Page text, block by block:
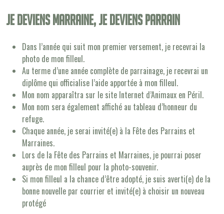
Je deviens Marraine, je deviens Parrain
Dans l’année qui suit mon premier versement, je recevrai la
photo de mon filleul.
Au terme d’une année complète de parrainage, je recevrai un
diplôme qui officialise l’aide apportée à mon filleul.
Mon nom apparaîtra sur le site Internet d’Animaux en Péril.
Mon nom sera également affiché au tableau d’honneur du
refuge.
Chaque année, je serai invité(e) à la Fête des Parrains et
Marraines.
Lors de la Fête des Parrains et Marraines, je pourrai poser
auprès de mon filleul pour la photo-souvenir.
Si mon filleul a la chance d’être adopté, je suis averti(e) de la
bonne nouvelle par courrier et invité(e) à choisir un nouveau
protégé